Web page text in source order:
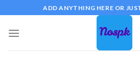
to
content
ADD ANYTHING HERE OR